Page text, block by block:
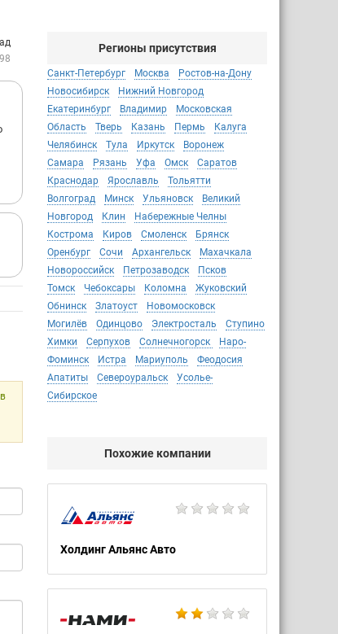
Регионы присутствия
Санкт-Петербург Москва
Ростов-на-Дону
Новосибирск
Нижний Новгород
Екатеринбург
Владимир
Московская
Область
Тверь Казань Пермь
Калуга
Челябинск
Тула Иркутск
Воронеж
Самара
Рязань Уфа Омск
Саратов
Краснодар
Ярославль
Тольятти
Волгоград
Минск Ульяновск
Великий
Новгород
Клин
Набережные Челны
Кострома
Киров Смоленск
Брянск
Оренбург
Сочи Архангельск
Махачкала
Новороссийск
Петрозаводск
Псков
Томск
Чебоксары Коломна
Жуковский
Обнинск
Златоуст
Новомосковск
Могилёв
Одинцово Электросталь
Ступино
Химки
Серпухов Солнечногорск
Наро-
Фоминск
Истра Мариуполь
Феодосия
Апатиты
Североуральск
Усолье-
Сибирское
Похожие компании
Холдинг Альянс Авто